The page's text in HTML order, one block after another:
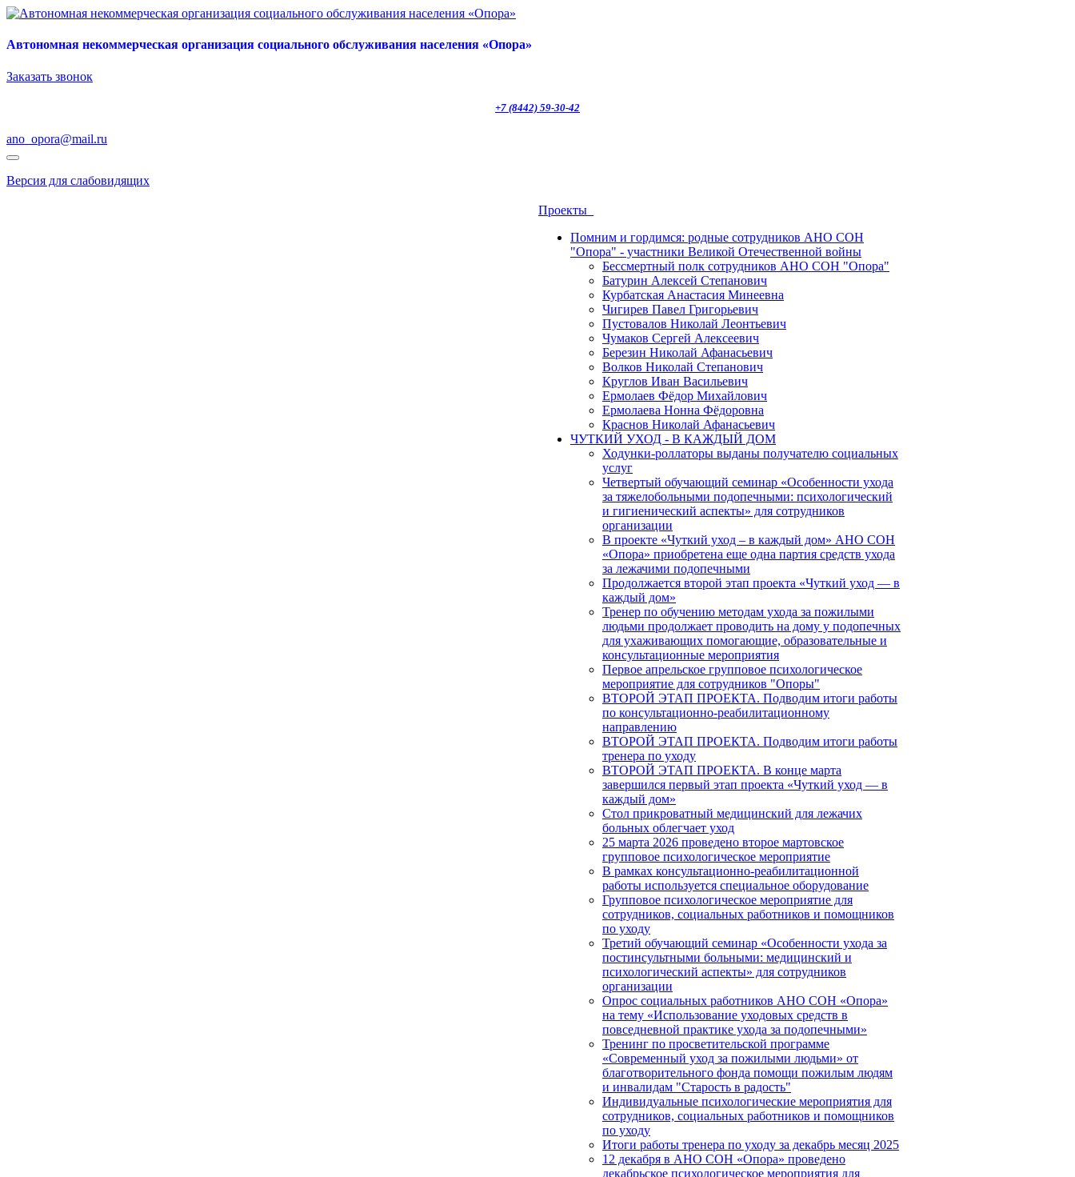
Автономная некоммерческая организация социального обслуживания населения «Опора»
Заказать звонок
+7 (8442) 59-30-42
ano_opora@mail.ru
Версия для слабовидящих
Проекты
Помним и гордимся: родные сотрудников АНО СОН
"Опора" - участники Великой Отечественной войны
Бессмертный полк сотрудников АНО СОН "Опора"
Батурин Алексей Степанович
Курбатская Анастасия Минеевна
Чигирев Павел Григорьевич
Пустовалов Николай Леонтьевич
Чумаков Сергей Алексеевич
Березин Николай Афанасьевич
Волков Николай Степанович
Круглов Иван Васильевич
Ермолаев Фёдор Михайлович
Ермолаева Нонна Фёдоровна
Краснов Николай Афанасьевич
ЧУТКИЙ УХОД - В КАЖДЫЙ ДОМ
Ходунки-роллаторы выданы получателю социальных
услуг
Четвертый обучающий семинар «Особенности ухода
за тяжелобольными подопечными: психологический
и гигиенический аспекты» для сотрудников
организации
В проекте «Чуткий уход – в каждый дом» АНО СОН
«Опора» приобретена еще одна партия средств ухода
за лежачими подопечными
Продолжается второй этап проекта «Чуткий уход — в
каждый дом»
Тренер по обучению методам ухода за пожилыми
людьми продолжает проводить на дому у подопечных
для ухаживающих помогающие, образовательные и
консультационные мероприятия
Первое апрельское групповое психологическое
мероприятие для сотрудников "Опоры"
ВТОРОЙ ЭТАП ПРОЕКТА. Подводим итоги работы
по консультационно-реабилитационному
направлению
ВТОРОЙ ЭТАП ПРОЕКТА. Подводим итоги работы
тренера по уходу
ВТОРОЙ ЭТАП ПРОЕКТА. В конце марта
завершился первый этап проекта «Чуткий уход — в
каждый дом»
Стол прикроватный медицинский для лежачих
больных облегчает уход
25 марта 2026 проведено второе мартовское
групповое психологическое мероприятие
В рамках консультационно-реабилитационной
работы используется специальное оборудование
Групповое психологическое мероприятие для
сотрудников, социальных работников и помощников
по уходу
Третий обучающий семинар «Особенности ухода за
постинсультными больными: медицинский и
психологический аспекты» для сотрудников
организации
Опрос социальных работников АНО СОН «Опора»
на тему «Использование уходовых средств в
повседневной практике ухода за подопечными»
Тренинг по просветительской программе
«Современный уход за пожилыми людьми» от
благотворительного фонда помощи пожилым людям
и инвалидам "Старость в радость"
Индивидуальные психологические мероприятия для
сотрудников, социальных работников и помощников
по уходу
Итоги работы тренера по уходу за декабрь месяц 2025
12 декабря в АНО СОН «Опора» проведено
декабрьское психологическое мероприятия для